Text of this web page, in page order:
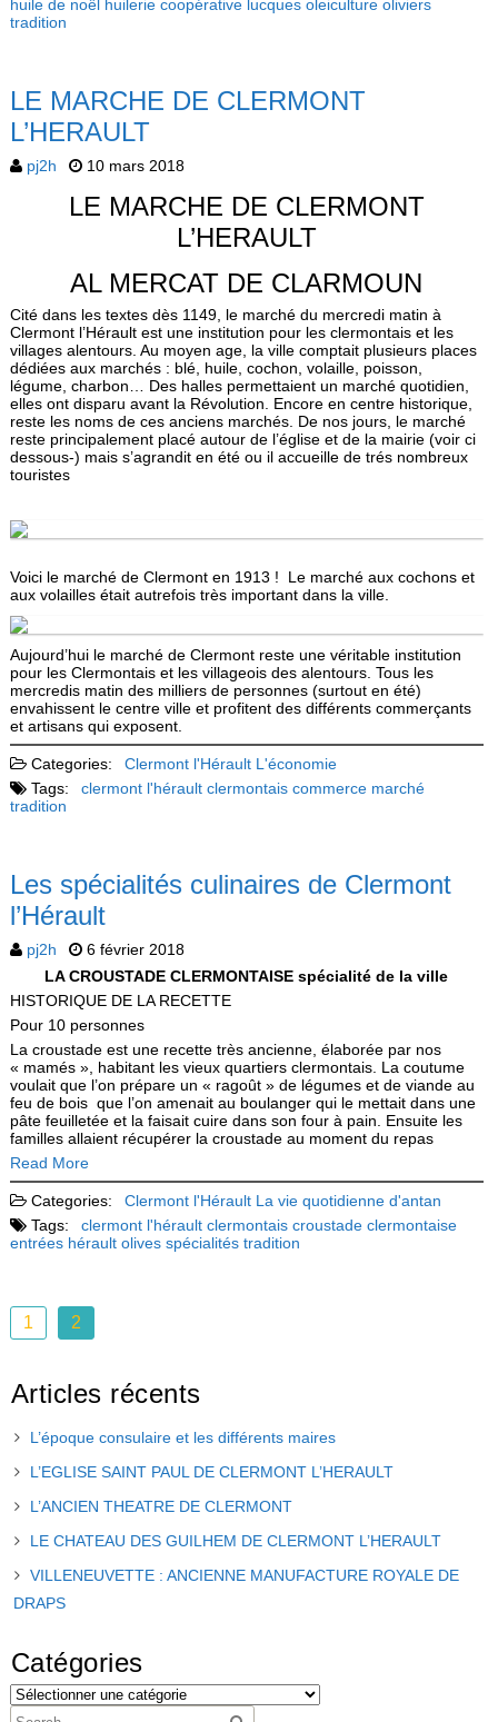
huile de noêl huilerie coopérative lucques oleiculture oliviers
tradition
LE MARCHE DE CLERMONT
L’HERAULT
pj2h 10 mars 2018
LE MARCHE DE CLERMONT
L’HERAULT
AL MERCAT DE CLARMOUN
Cité dans les textes dès 1149, le marché du mercredi matin à
Clermont l’Hérault est une institution pour les clermontais et les
villages alentours. Au moyen age, la ville comptait plusieurs places
dédiées aux marchés : blé, huile, cochon, volaille, poisson,
légume, charbon… Des halles permettaient un marché quotidien,
elles ont disparu avant la Révolution. Encore en centre historique,
reste les noms de ces anciens marchés. De nos jours, le marché
reste principalement placé autour de l’église et de la mairie (voir ci
dessous-) mais s’agrandit en été ou il accueille de trés nombreux
touristes
Voici le marché de Clermont en 1913 ! Le marché aux cochons et
aux volailles était autrefois très important dans la ville.
Aujourd’hui le marché de Clermont reste une véritable institution
pour les Clermontais et les villageois des alentours. Tous les
mercredis matin des milliers de personnes (surtout en été)
envahissent le centre ville et profitent des différents commerçants
et artisans qui exposent.
Categories: Clermont l'Hérault L'économie
Tags:
clermont l'hérault clermontais commerce marché
tradition
Les spécialités culinaires de Clermont
l’Hérault
pj2h
6 février 2018
LA CROUSTADE CLERMONTAISE spécialité de la ville
HISTORIQUE DE LA RECETTE
Pour 10 personnes
La croustade est une recette très ancienne, élaborée par nos
« mamés », habitant les vieux quartiers clermontais. La coutume
voulait que l’on prépare un « ragoût » de légumes et de viande au
feu de bois que l’on amenait au boulanger qui le mettait dans une
pâte feuilletée et la faisait cuire dans son four à pain. Ensuite les
familles allaient récupérer la croustade au moment du repas
Read More
Categories: Clermont l'Hérault La vie quotidienne d'antan
Tags:
clermont l'hérault clermontais croustade clermontaise
entrées hérault olives spécialités tradition
1 2
Articles récents
L’époque consulaire et les différents maires
L’EGLISE SAINT PAUL DE CLERMONT L’HERAULT
L’ANCIEN THEATRE DE CLERMONT
LE CHATEAU DES GUILHEM DE CLERMONT L’HERAULT
VILLENEUVETTE : ANCIENNE MANUFACTURE ROYALE DE
DRAPS
Catégories